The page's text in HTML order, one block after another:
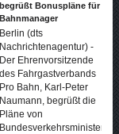
begrüßt Bonuspläne für
Bahnmanager
Berlin (dts
Nachrichtenagentur) -
Der Ehrenvorsitzende
des Fahrgastverbands
Pro Bahn, Karl-Peter
Naumann, begrüßt die
Pläne von
Bundesverkehrsminister